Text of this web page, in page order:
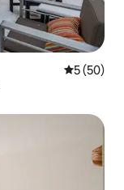
5 (50)